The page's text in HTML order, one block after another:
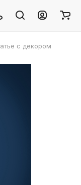
с декором